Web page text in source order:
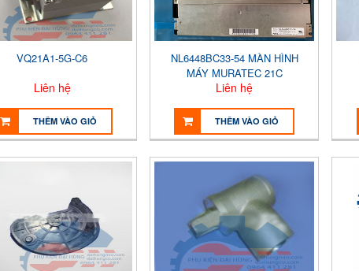
VQ21A1-5G-C6
Liên hệ
THÊM VÀO GIỎ
NL6448BC33-54 MÀN HÌNH
MÁY MURATEC 21C
Liên hệ
THÊM VÀO GIỎ